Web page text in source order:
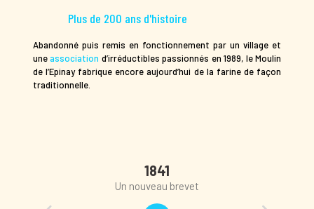
Plus de 200 ans d'histoire
Abandonné puis remis en fonctionnement par un village et
uneassociation d’irréductibles passionnés en 1989, le Moulin
de l’Epinay fabrique encore aujourd’hui de la farine de façon
traditionnelle.
1841
Un nouveau brevet